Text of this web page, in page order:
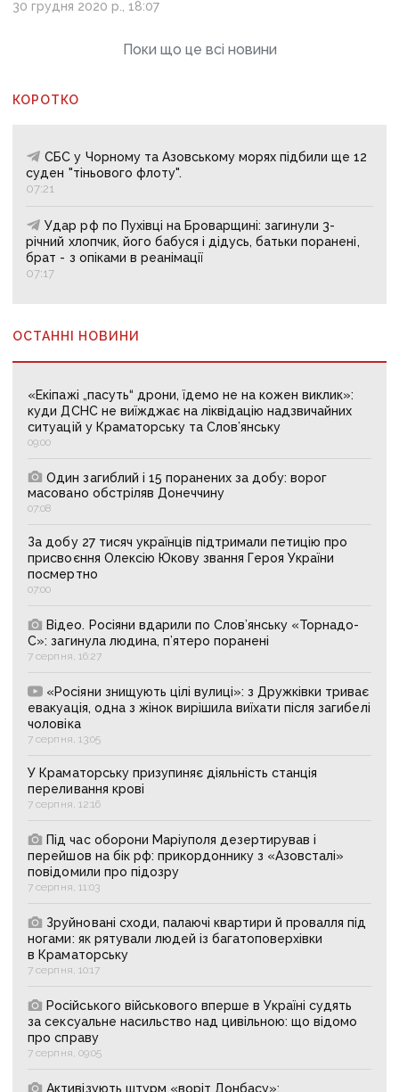
30 грудня 2020 р., 18:07
Поки що це всі новини
КОРОТКО
СБС у Чорному та Азовському морях підбили ще 12
суден "тіньового флоту".
07:21
Удар рф по Пухівці на Броварщині: загинули 3-
річний хлопчик, його бабуся і дідусь, батьки поранені,
брат - з опіками в реанімації
07:17
ОСТАННІ НОВИНИ
«Екіпажі „пасуть“ дрони, їдемо не на кожен виклик»:
куди ДСНС не виїжджає на ліквідацію надзвичайних
ситуацій у Краматорську та Слов’янську
09:00
Один загиблий і 15 поранених за добу: ворог
масовано обстріляв Донеччину
07:08
За добу 27 тисяч українців підтримали петицію про
присвоєння Олексію Юкову звання Героя України
посмертно
07:00
Відео. Росіяни вдарили по Слов’янську «Торнадо-
С»: загинула людина, п’ятеро поранені
7 серпня, 16:27
«Росіяни знищують цілі вулиці»: з Дружківки триває
евакуація, одна з жінок вирішила виїхати після загибелі
чоловіка
7 серпня, 13:05
У Краматорську призупиняє діяльність станція
переливання крові
7 серпня, 12:16
Під час оборони Маріуполя дезертирував і
перейшов на бік рф: прикордоннику з «Азовсталі»
повідомили про підозру
7 серпня, 11:03
Зруйновані сходи, палаючі квартири й провалля під
ногами: як рятували людей із багатоповерхівки
в Краматорську
7 серпня, 10:17
Російського військового вперше в Україні судять
за сексуальне насильство над цивільною: що відомо
про справу
7 серпня, 09:05
Активізують штурм «воріт Донбасу»: